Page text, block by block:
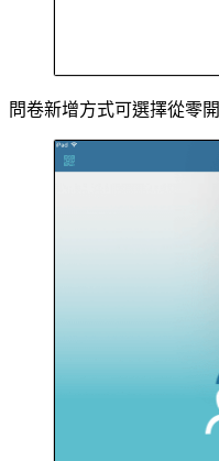
問卷新增方式可選擇從零